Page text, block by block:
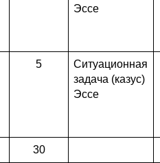
Эссе
5
Ситуационная
задача (казус)
Эссе
30